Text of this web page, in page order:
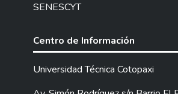
SENESCYT
Centro de Información
Universidad Técnica Cotopaxi